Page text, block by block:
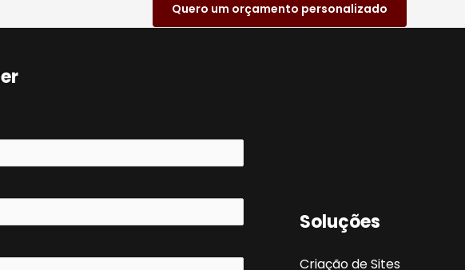
Quero um orçamento personalizado
Soluções
Criação de Sites